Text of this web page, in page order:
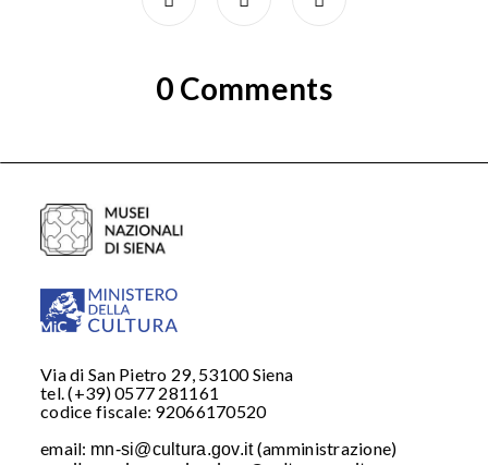
0 Comments
Via di San Pietro 29, 53100 Siena
tel. (+39) 0577 281161
codice fiscale: 92066170520
email: mn-si@cultura.gov.it(amministrazione)